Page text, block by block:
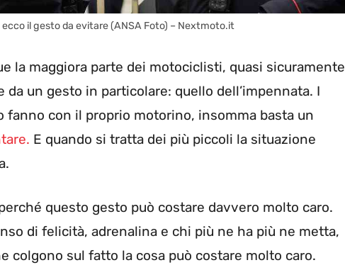
il gesto da evitare (ANSA Foto) – Nextmoto.it
la maggiora parte dei motociclisti, quasi sicuramente
da un gesto in particolare: quello dell’impennata. I
fanno con il proprio motorino, insomma basta un
E quando si tratta dei più piccoli la situazione
questo gesto può costare davvero molto caro.
di felicità, adrenalina e chi più ne ha più ne metta,
colgono sul fatto la cosa può costare molto caro.